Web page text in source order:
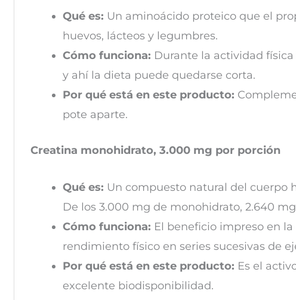
Qué es: Un aminoácido proteico que el
huevos, lácteos y legumbres.
Cómo funciona: Durante la actividad
y ahí la dieta puede quedarse corta.
Por qué está en este producto:
pote aparte.
Creatina monohidrato, 3.000 mg por porción
Qué es: Un compuesto natural del cuerpo
De los 3.000 mg de monohidrato, 2.640
Cómo funciona: El beneficio impreso en
rendimiento físico en series sucesivas de
Por qué está en este producto: Es el
excelente biodisponibilidad.